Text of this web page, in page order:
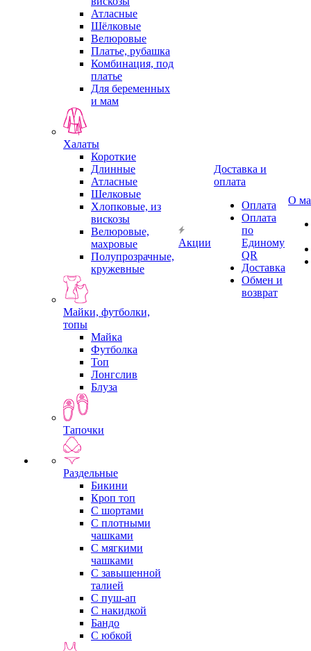
Атласные
Шёлковые
Велюровые
Платье, рубашка
Комбинация, под
платье
Для беременных
и мам
Халаты
Короткие
Длинные
Атласные
Шелковые
Хлопковые, из
вискозы
Велюровые,
махровые
Полупрозрачные,
кружевные
Майки, футболки,
топы
Майка
Футболка
Топ
Лонгслив
Блуза
Тапочки
Раздельные
Бикини
Кроп топ
С шортами
С плотными
чашками
С мягкими
чашками
С завышенной
талией
С пуш-ап
С накидкой
Бандо
С юбкой
Акции
Доставка и
оплата
Оплата
Оплата
по
Единому
QR
Доставка
Обмен и
возврат
О